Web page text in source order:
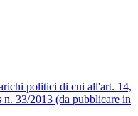
politici di cui all'art. 14,
n. 33/2013 (da pubblicare in